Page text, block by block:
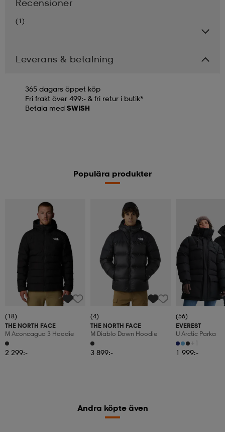
Recensioner
(1)
Leverans & betalning
365 dagars öppet köp
Fri frakt över 499:- & fri retur i butik*
Betala med SWISH
Populära produkter
(18)
THE NORTH FACE
M Aconcagua 3 Hoodie
2 299:-
(4)
THE NORTH FACE
M Diablo Down Hoodie
3 899:-
(56)
EVEREST
U Arctic Parka
+1
1 999:-
Andra köpte även